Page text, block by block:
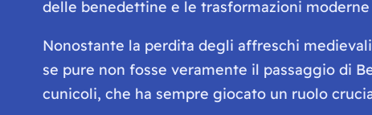
delle benedettine e le trasformazioni moderne
Nonostante la perdita degli affreschi
se pure non fosse veramente il passaggio di
cunicoli, che ha sempre giocato un ruolo